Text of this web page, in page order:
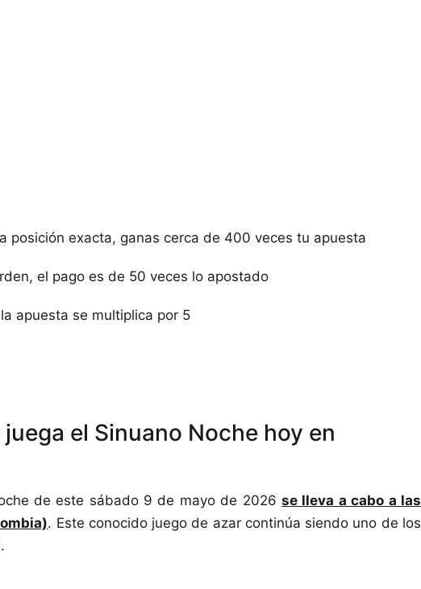
posición exacta, ganas cerca de 400 veces tu apuesta
el pago es de 50 veces lo apostado
apuesta se multiplica por 5
el Sinuano Noche hoy en
de este sábado 9 de mayo de 2026se lleva a cabo a las
. Este conocido juego de azar continúa siendo uno de los